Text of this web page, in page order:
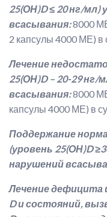
25(ОН)D≤ 20нг/мл)
всасывания:8000
2 капсулы 4000 МЕ) в
Лечение
25(ОН)D– 20-29 нг/
всасывания:8000
капсулы 4000 МЕ) в
Поддержание
(уровень 25(ОН)D
нарушений
Лечение
D и состояний,